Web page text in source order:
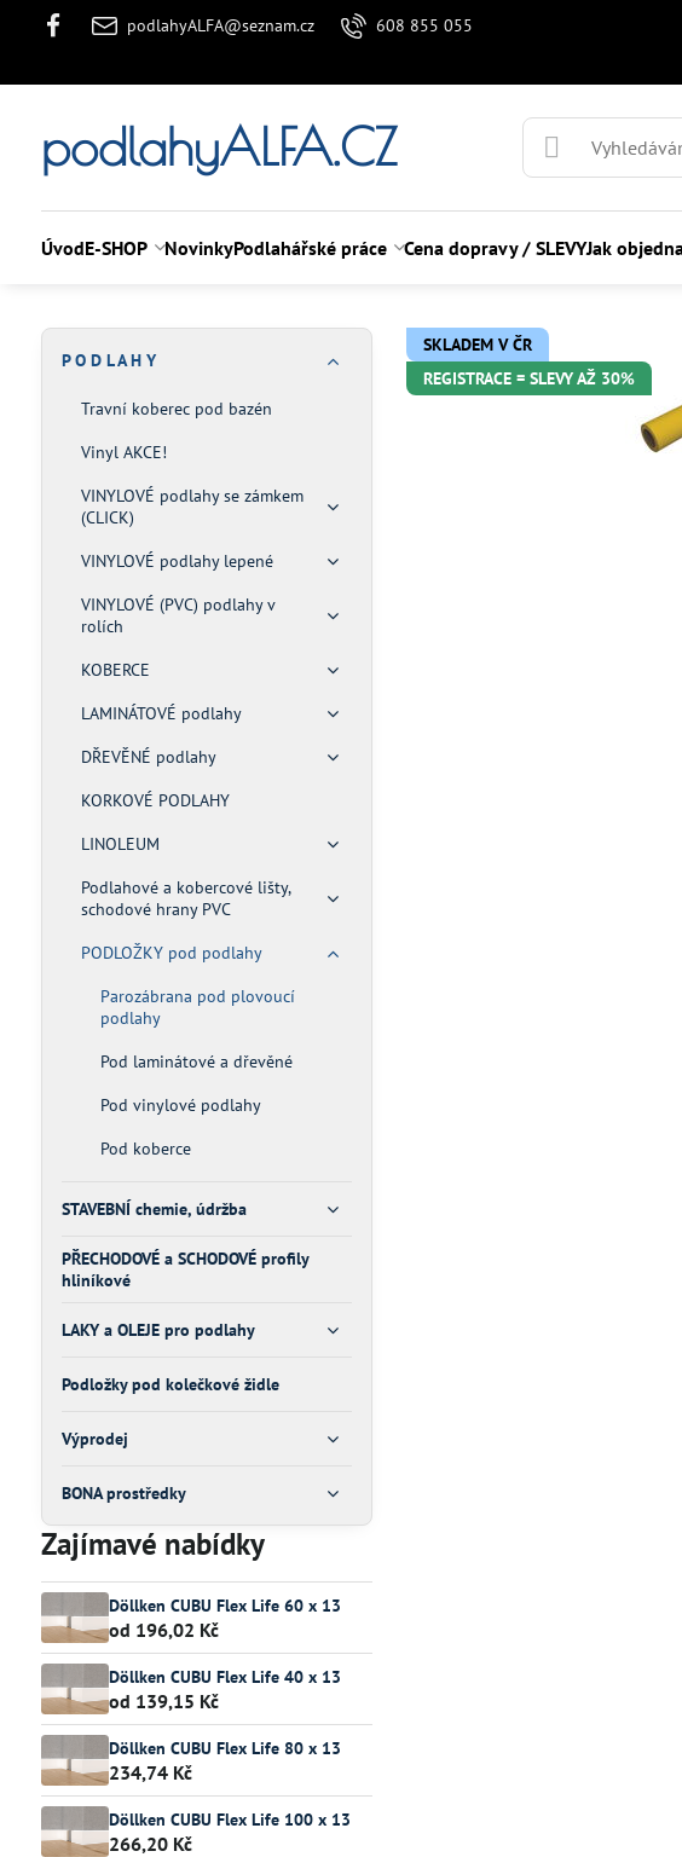
podlahyALFA@seznam.cz 608 855 055
podlahyALFA.CZ
ÚvodE-SHOP NovinkyPodlahářské práce Cena dopravy / SLEVYJak
SKLADEM V ČR
REGISTRACE = SLEVY AŽ 30%
P O D L A H Y
Travní koberec pod bazén
Vinyl AKCE!
VINYLOVÉ podlahy se zámkem
(CLICK)
VINYLOVÉ podlahy lepené
VINYLOVÉ (PVC) podlahy v
rolích
KOBERCE
LAMINÁTOVÉ podlahy
DŘEVĚNÉ podlahy
KORKOVÉ PODLAHY
LINOLEUM
Podlahové a kobercové lišty,
schodové hrany PVC
PODLOŽKY pod podlahy
Parozábrana pod plovoucí
podlahy
Pod laminátové a dřevěné
Pod vinylové podlahy
Pod koberce
STAVEBNÍ chemie, údržba
PŘECHODOVÉ a SCHODOVÉ profily
hliníkové
LAKY a OLEJE pro podlahy
Podložky pod kolečkové židle
Výprodej
BONA prostředky
Zajímavé nabídky
Döllken CUBU Flex Life 60 x 13
od 196,02 Kč
Döllken CUBU Flex Life 40 x 13
od 139,15 Kč
Döllken CUBU Flex Life 80 x 13
234,74 Kč
Döllken CUBU Flex Life 100 x 13
266,20 Kč